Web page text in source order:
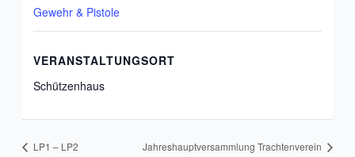
Gewehr & Pistole
VERANSTALTUNGSORT
Schützenhaus
LP1 – LP2 Jahreshauptversammlung Trachtenverein